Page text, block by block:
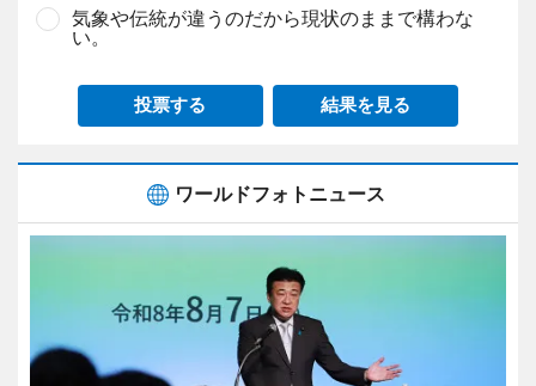
気象や伝統が違うのだから現状のままで構わな
い。
投票する 結果を見る
ワールドフォトニュース